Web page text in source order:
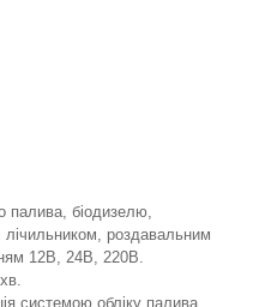
палива, біодизелю,
лічильником, роздавальним
12В, 24В, 220В.
системою обліку палива.